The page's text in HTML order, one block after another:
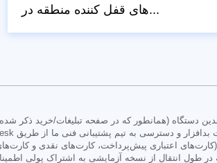
های قفل کننده منطقه در...
اعتباری پیش‌پرداخت، کارت‌های نقدی و
طول انتقال از نسخه آزمایشی به اشتراک پولی